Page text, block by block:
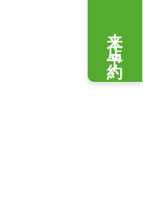
来店予約